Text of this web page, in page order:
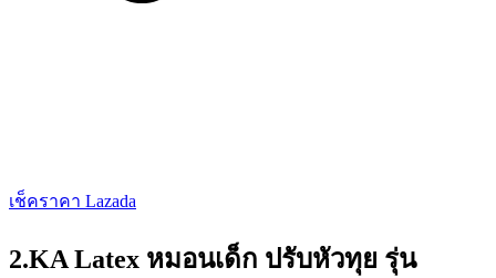
เช็คราคา Lazada
2.KA Latex หมอนเด็ก ปรับหัวทุย รุ่น